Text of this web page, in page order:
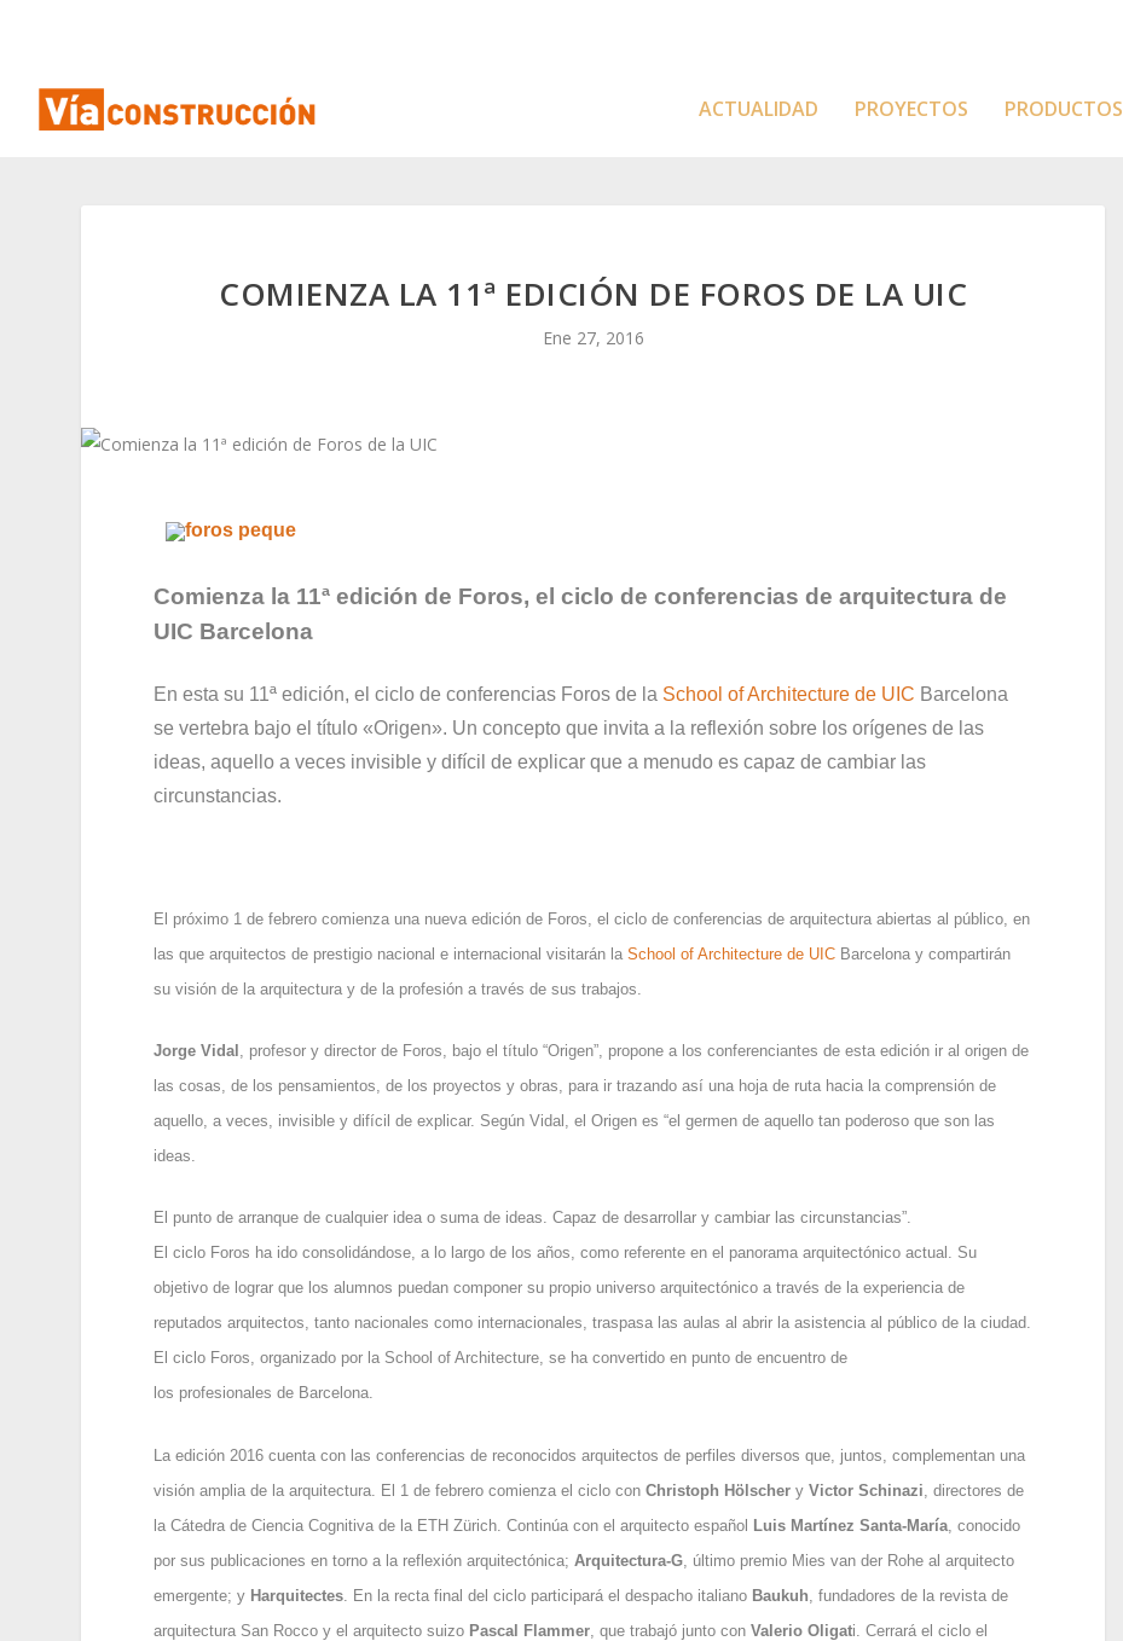
ACTUALIDAD PROYECTOS PRODUCTOS
COMIENZA LA 11ª EDICIÓN DE FOROS DE LA UIC
Ene 27, 2016
Comienza la 11ª edición de Foros, el ciclo de conferencias de arquitectura de
UIC Barcelona
En esta su 11ª edición, el ciclo de conferencias Foros de la School of Architecture de UIC Barcelona
se vertebra bajo el título «Origen». Un concepto que invita a la reflexión sobre los orígenes de las
ideas, aquello a veces invisible y difícil de explicar que a menudo es capaz de cambiar las
circunstancias.
El próximo 1 de febrero comienza una nueva edición de Foros, el ciclo de conferencias de arquitectura abiertas al público, en
las que arquitectos de prestigio nacional e internacional visitarán laSchool of Architecture de UIC Barcelona y compartirán
su visión de la arquitectura y de la profesión a través de sus trabajos.
Jorge Vidal
, profesor y director de Foros, bajo el título “Origen”, propone a los conferenciantes de esta edición ir al origen de
las cosas, de los pensamientos, de los proyectos y obras, para ir trazando así una hoja de ruta hacia la comprensión de
aquello, a veces, invisible y difícil de explicar. Según Vidal, el Origen es “el germen de aquello tan poderoso que son las
ideas.
El punto de arranque de cualquier idea o suma de ideas. Capaz de desarrollar y cambiar las circunstancias”.
El ciclo Foros ha ido consolidándose, a lo largo de los años, como referente en el panorama arquitectónico actual. Su
objetivo de lograr que los alumnos puedan componer su propio universo arquitectónico a través de la experiencia de
reputados arquitectos, tanto nacionales como internacionales, traspasa las aulas al abrir la asistencia al público de la ciudad.
El ciclo Foros, organizado por la School of Architecture, se ha convertido en punto de encuentro de
los profesionales de Barcelona.
La edición 2016 cuenta con las conferencias de reconocidos arquitectos de perfiles diversos que, juntos, complementan una
visión amplia de la arquitectura. El 1 de febrero comienza el ciclo conChristoph Hölscher yVictor Schinazi , directores de
la Cátedra de Ciencia Cognitiva de la ETH Zürich. Continúa con el arquitecto español Luis Martínez Santa-María , conocido
por sus publicaciones en torno a la reflexión arquitectónica;Arquitectura-G , último premio Mies van der Rohe al arquitecto
emergente; y Harquitectes . En la recta final del ciclo participará el despacho italiano Baukuh , fundadores de la revista de
arquitectura San Rocco y el arquitecto suizo Pascal Flammer , que trabajó junto conValerio Oligati. Cerrará el ciclo el